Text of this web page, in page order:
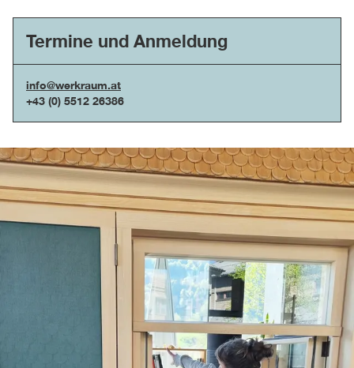
Termine und Anmeldung
info@werkraum.at
+43 (0) 5512 26386